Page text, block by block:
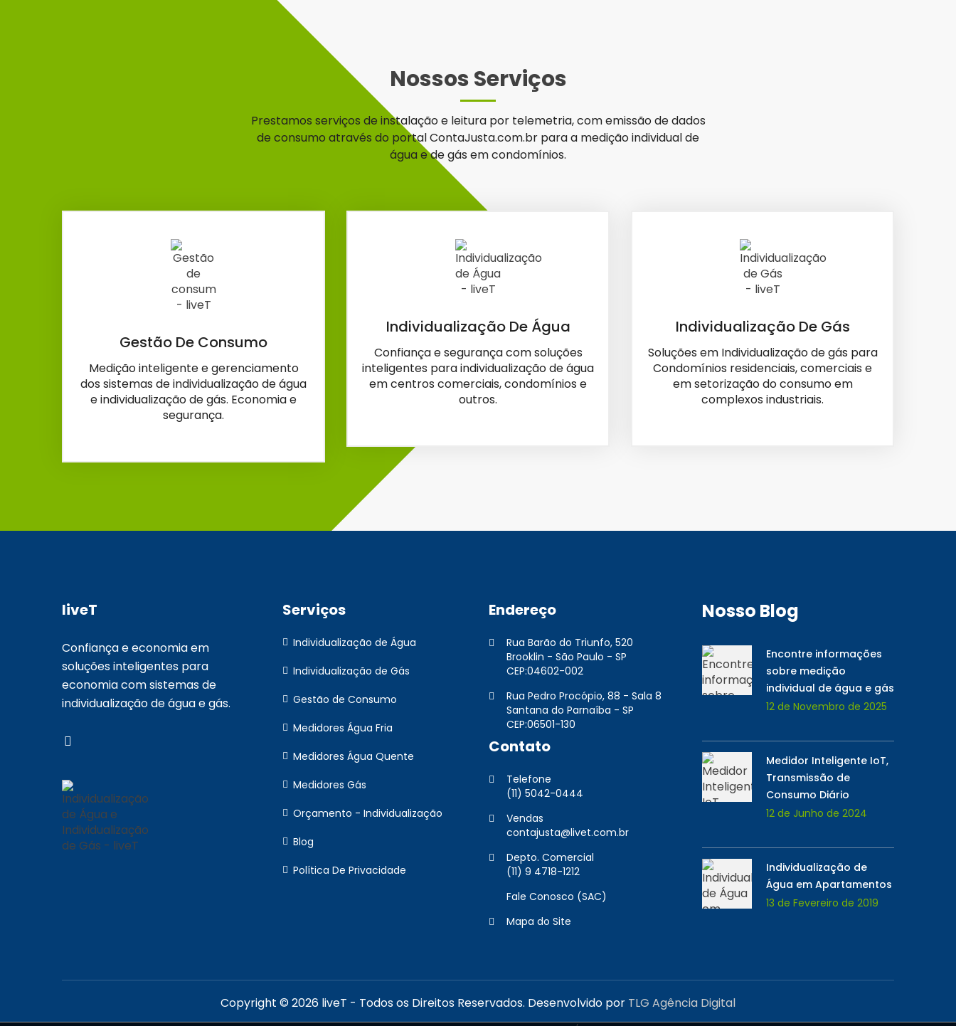
Nossos Serviços
Prestamos serviços de instalação e leitura por telemetria, com emissão de dados
de consumo através do portal ContaJusta.com.br para a medição individual de
água e de gás em condomínios.
Gestão De Consumo
Medição inteligente e gerenciamento
dos sistemas de individualização de água
e individualização de gás. Economia e
segurança.
Individualização De Água
Confiança e segurança com soluções
inteligentes para individualização de água
em centros comerciais, condomínios e
outros.
Individualização De Gás
Soluções em Individualização de gás para
Condomínios residenciais, comerciais e
em setorização do consumo em
complexos industriais.
liveT
Confiança e economia em
soluções inteligentes para
economia com sistemas de
individualização de água e gás.
Serviços
Individualização de Água
Individualização de Gás
Gestão de Consumo
Medidores Água Fria
Medidores Água Quente
Medidores Gás
Orçamento - Individualização
Blog
Política De Privacidade
Endereço
Rua Barão do Triunfo, 520
Brooklin - São Paulo - SP
CEP:04602-002
Rua Pedro Procópio, 88 - Sala 8
Santana do Parnaíba - SP
CEP:06501-130
Contato
Telefone
(11) 5042-0444
Vendas
contajusta@livet.com.br
Depto. Comercial
(11) 9 4718-1212
Fale Conosco (SAC)
Mapa do Site
Nosso Blog
Encontre informações
sobre medição
individual de água e gás
12 de Novembro de 2025
Medidor Inteligente IoT,
Transmissão de
Consumo Diário
12 de Junho de 2024
Individualização de
Água em Apartamentos
13 de Fevereiro de 2019
Copyright © 2026 liveT - Todos os Direitos Reservados. Desenvolvido por TLG Agência Digital